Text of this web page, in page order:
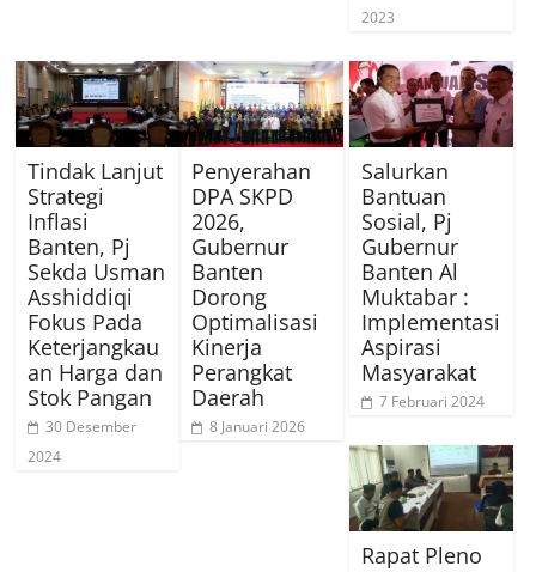
2023
Tindak Lanjut
Strategi
Inflasi
Banten, Pj
Sekda Usman
Asshiddiqi
Fokus Pada
Keterjangkau
an Harga dan
Stok Pangan
30 Desember
2024
Penyerahan
DPA SKPD
2026,
Gubernur
Banten
Dorong
Optimalisasi
Kinerja
Perangkat
Daerah
8 Januari 2026
Salurkan
Bantuan
Sosial, Pj
Gubernur
Banten Al
Muktabar :
Implementasi
Aspirasi
Masyarakat
7 Februari 2024
Rapat Pleno